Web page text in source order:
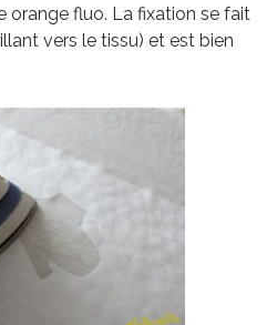
orange fluo. La fixation se fait
vers le tissu) et est bien